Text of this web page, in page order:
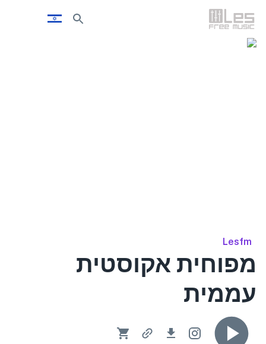
Lesfm
מפוחית אקוסטית
עממית